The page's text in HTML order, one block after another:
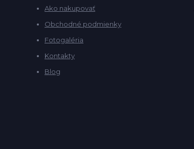
Ako nakupovať
Obchodné podmienky
Fotogaléria
Kontakty
Blog